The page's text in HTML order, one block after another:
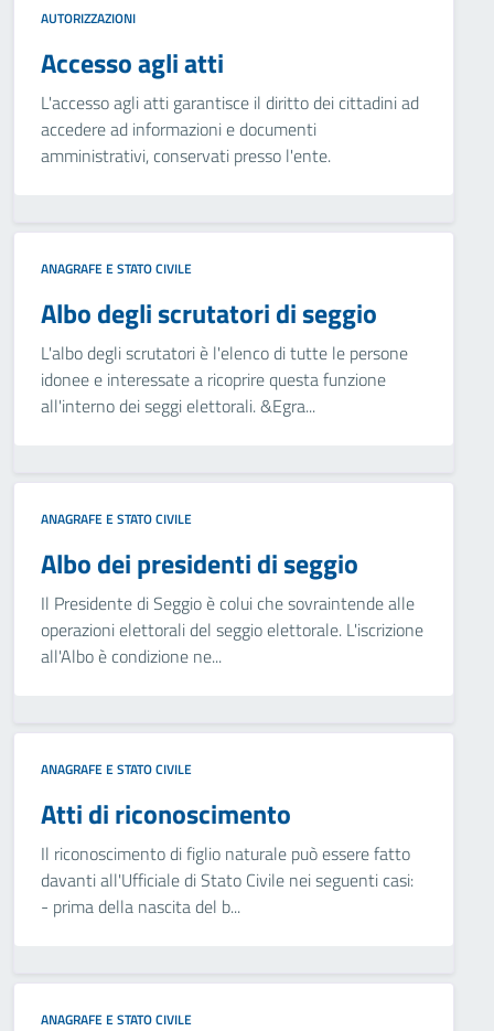
AUTORIZZAZIONI
Accesso agli atti
L'accesso agli atti garantisce il diritto dei cittadini ad
accedere ad informazioni e documenti
amministrativi, conservati presso l'ente.
ANAGRAFE E STATO CIVILE
Albo degli scrutatori di seggio
L'albo degli scrutatori è l'elenco di tutte le persone
idonee e interessate a ricoprire questa funzione
all'interno dei seggi elettorali. &Egra...
ANAGRAFE E STATO CIVILE
Albo dei presidenti di seggio
Il Presidente di Seggio è colui che sovraintende alle
operazioni elettorali del seggio elettorale. L'iscrizione
all'Albo è condizione ne...
ANAGRAFE E STATO CIVILE
Atti di riconoscimento
Il riconoscimento di figlio naturale può essere fatto
davanti all'Ufficiale di Stato Civile nei seguenti casi:
- prima della nascita del b...
ANAGRAFE E STATO CIVILE